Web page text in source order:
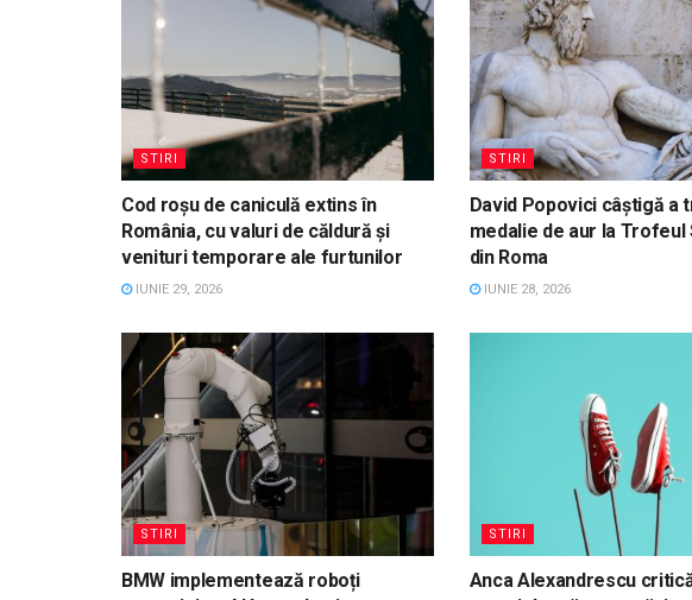
STIRI
Cod roșu de caniculă extins în
România, cu valuri de căldură și
venituri temporare ale furtunilor
IUNIE 29, 2026
STIRI
David Popovici câștigă a
medalie de aur la
din Roma
IUNIE 28, 2026
STIRI
BMW implementează roboți
STIRI
Anca Alexandrescu